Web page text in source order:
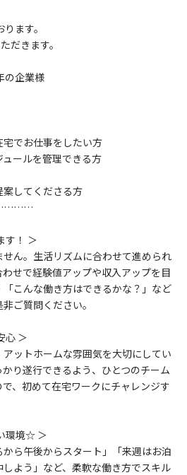
ます。
だきます。
の企業様
宅でお仕事をしたい方
ュールを管理できる方
案してくださる方
す！ ＞
ん。生活リズムに合わせて進められ
せで経験値アップや収入アップを目
こんな働き方はできるかな？」など
ご質問ください。
心 ＞
ットホームな雰囲気を大切にしてい
り遂行できるよう、ひとつのチーム
、初めて在宅ワークにチャレンジす
環境☆ ＞
から午後からスタート」「来週はお泊
よう」など、柔軟な働き方でスキル